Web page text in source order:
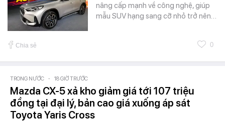
nâng cấp mạnh về công nghệ, giúp
mẫu SUV hạng sang cỡ nhỏ trở nên…
Chia sẻ 0
TRONG NƯỚC - 18 GIỜ TRƯỚC
Mazda CX-5 xả kho giảm giá tới 107 triệu
đồng tại đại lý, bản cao giá xuống áp sát
Toyota Yaris Cross